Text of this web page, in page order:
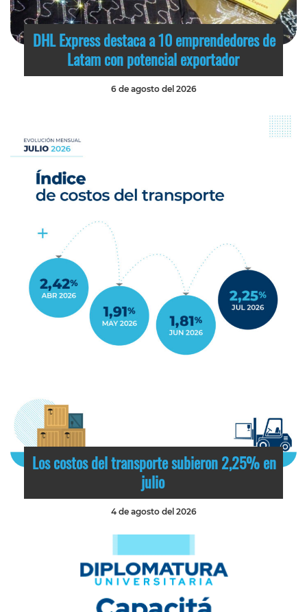
DHL Express destaca a 10 emprendedores de
Latam con potencial exportador
6 de agosto del 2026
Los costos del transporte subieron 2,25% en
julio
4 de agosto del 2026